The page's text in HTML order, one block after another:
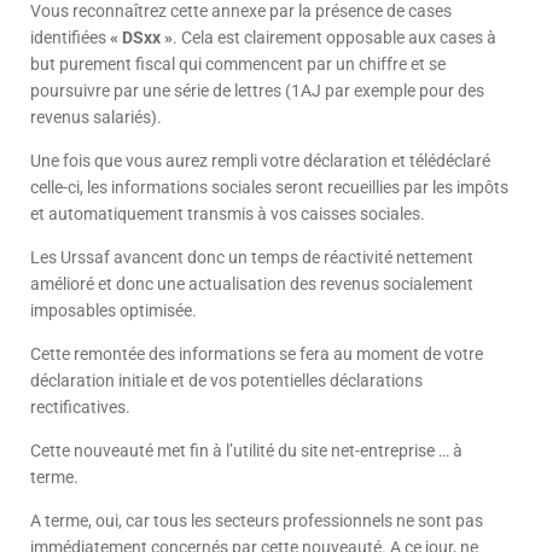
Vous reconnaîtrez cette annexe par la présence de cases
identifiées« DSxx ». Cela est clairement opposable aux cases à
but purement fiscal qui commencent par un chiffre et se
poursuivre par une série de lettres (1AJ par exemple pour des
revenus salariés).
Une fois que vous aurez rempli votre déclaration et télédéclaré
celle-ci, les informations sociales seront recueillies par les impôts
et automatiquement transmis à vos caisses sociales.
Les Urssaf avancent donc un temps de réactivité nettement
amélioré et donc une actualisation des revenus socialement
imposables optimisée.
Cette remontée des informations se fera au moment de votre
déclaration initiale et de vos potentielles déclarations
rectificatives.
Cette nouveauté met fin à l’utilité du site net-entreprise … à
terme.
A terme, oui, car tous les secteurs professionnels ne sont pas
immédiatement concernés par cette nouveauté. A ce jour, ne